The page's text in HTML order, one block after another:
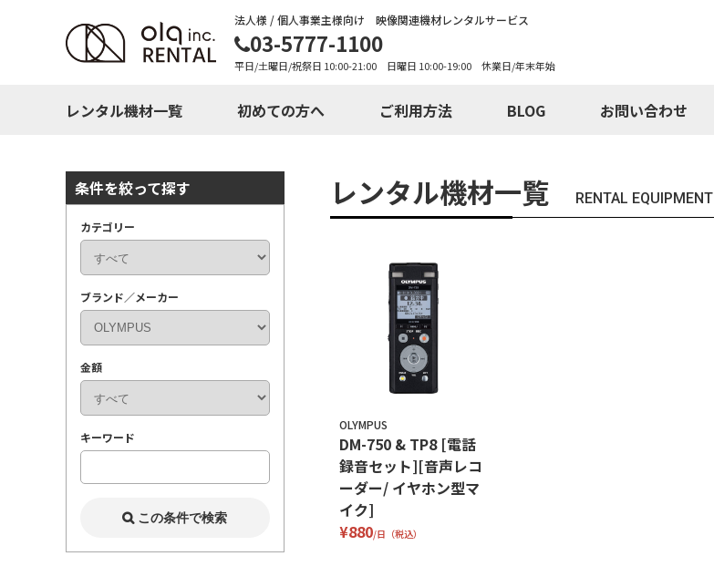
法人様 / 個人事業主様向け 映像関連機材レンタルサービス
03-5777-1100
平日/土曜日/祝祭日 10:00-21:00 日曜日 10:00-19:00 休業日/年末年始
レンタル機材一覧 初めての方へ ご利用方法 BLOG お問い合わせ
レンタル機材一覧 RENTAL EQUIPMENT
OLYMPUS
DM-750 & TP8 [電話
録音セット][音声レコ
ーダー/ イヤホン型マ
イク]
¥880/日（税込）
条件を絞って探す
カテゴリー
ブランド／メーカー
金額
キーワード